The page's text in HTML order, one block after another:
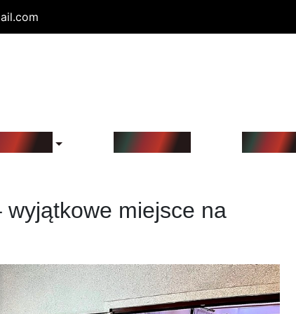
Magnesy Galeria
miejsce na